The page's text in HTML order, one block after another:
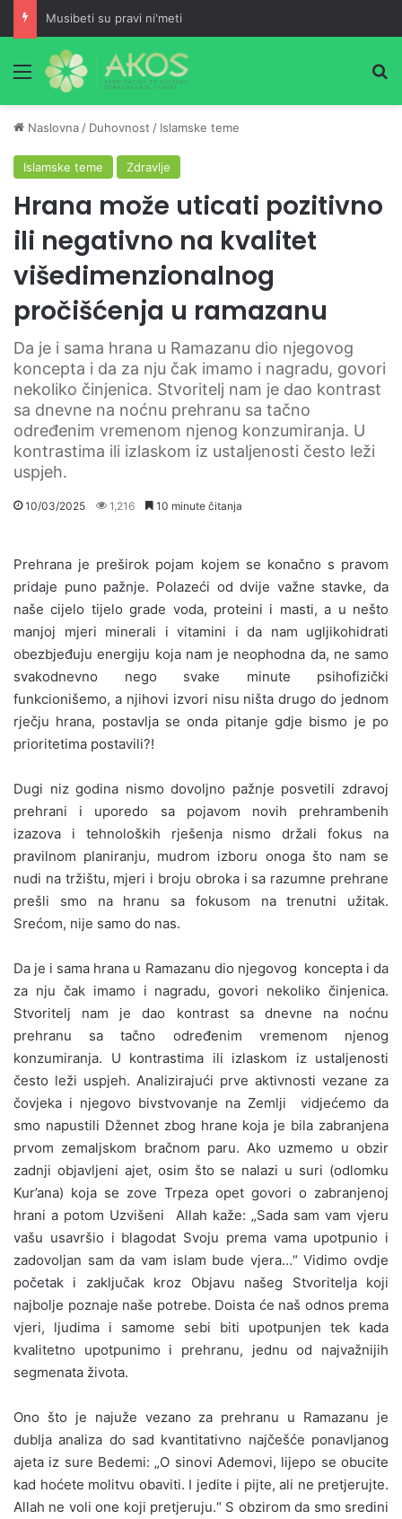
Meni
Naslovna / Duhovnost / Islamske teme
Islamske teme Zdravlje
Hrana može uticati pozitivno
ili negativno na kvalitet
višedimenzionalnog
pročišćenja u ramazanu
Da je i sama hrana u Ramazanu dio njegovog
koncepta i da za nju čak imamo i nagradu, govori
nekoliko činjenica. Stvoritelj nam je dao kontrast
sa dnevne na noćnu prehranu sa tačno
određenim vremenom njenog konzumiranja. U
kontrastima ili izlaskom iz ustaljenosti često leži
uspjeh.
10/03/2025 1,216 10 minute čitanja
Prehrana je preširok pojam kojem se konačno s pravom
pridaje puno pažnje. Polazeći od dvije važne stavke, da
naše cijelo tijelo grade voda, proteini i masti, a u nešto
manjoj mjeri minerali i vitamini i da nam ugljikohidrati
obezbjeđuju energiju koja nam je neophodna da, ne samo
svakodnevno nego svake minute psihofizički
funkcionišemo, a njihovi izvori nisu ništa drugo do jednom
rječju hrana, postavlja se onda pitanje gdje bismo je po
prioritetima postavili?!
Dugi niz godina nismo dovoljno pažnje posvetili zdravoj
prehrani i uporedo sa pojavom novih prehrambenih
izazova i tehnoloških rješenja nismo držali fokus na
pravilnom planiranju, mudrom izboru onoga što nam se
nudi na tržištu, mjeri i broju obroka i sa razumne prehrane
prešli smo na hranu sa fokusom na trenutni užitak.
Srećom, nije samo do nas.
Da je i sama hrana u Ramazanu dio njegovog koncepta i da
za nju čak imamo i nagradu, govori nekoliko činjenica.
Stvoritelj nam je dao kontrast sa dnevne na noćnu
prehranu sa tačno određenim vremenom njenog
konzumiranja. U kontrastima ili izlaskom iz ustaljenosti
često leži uspjeh. Analizirajući prve aktivnosti vezane za
čovjeka i njegovo bivstvovanje na Zemlji vidjećemo da
smo napustili Džennet zbog hrane koja je bila zabranjena
prvom zemaljskom bračnom paru. Ako uzmemo u obzir
zadnji objavljeni ajet, osim što se nalazi u suri (odlomku
Kur’ana) koja se zove Trpeza opet govori o zabranjenoj
hrani a potom Uzvišeni Allah kaže: „Sada sam vam vjeru
vašu usavršio i blagodat Svoju prema vama upotpunio i
zadovoljan sam da vam islam bude vjera…“ Vidimo ovdje
početak i zaključak kroz Objavu našeg Stvoritelja koji
najbolje poznaje naše potrebe. Doista će naš odnos prema
vjeri, ljudima i samome sebi biti upotpunjen tek kada
kvalitetno upotpunimo i prehranu, jednu od najvažnijih
segmenata života.
Ono što je najuže vezano za prehranu u Ramazanu je
dublja analiza do sad kvantitativno najčešće ponavljanog
ajeta iz sure Bedemi: „O sinovi Ademovi, lijepo se obucite
kad hoćete molitvu obaviti. I jedite i pijte, ali ne pretjerujte.
Allah ne voli one koji pretjeruju.“ S obzirom da smo sredini